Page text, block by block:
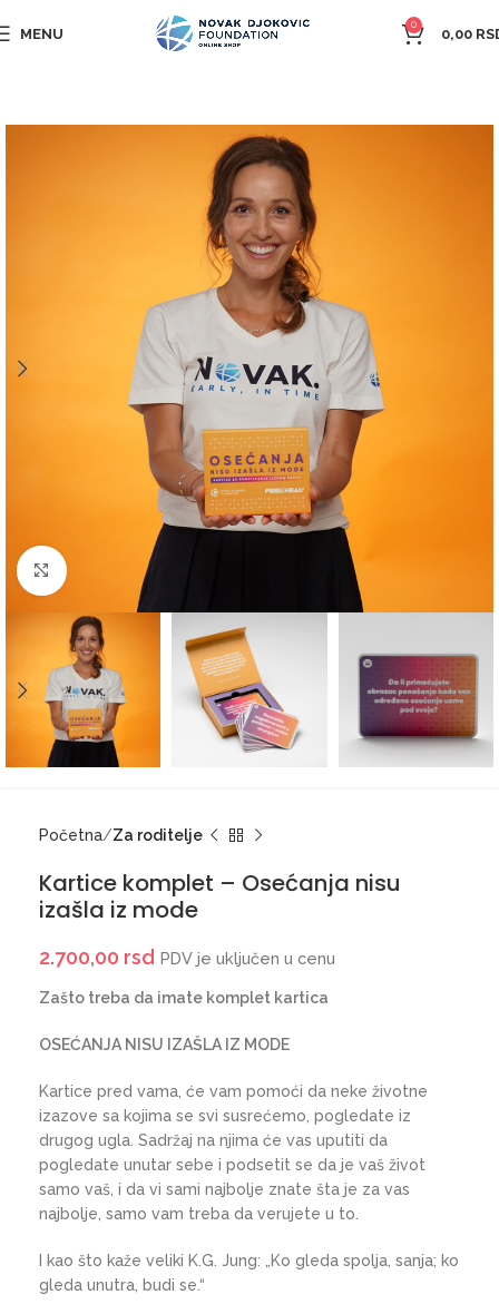
MENU
0
0,00
Click to enlarge
Početna Za roditelje
Kartice komplet – Osećanja nisu
izašla iz mode
2.700,00 rsd PDV je uključen u cenu
Zašto treba da imate komplet kartica
OSEĆANJA NISU IZAŠLA IZ MODE
Kartice pred vama, će vam pomoći da neke životne
izazove sa kojima se svi susrećemo, pogledate iz
drugog ugla. Sadržaj na njima će vas uputiti da
pogledate unutar sebe i podsetit se da je vaš život
samo vaš, i da vi sami najbolje znate šta je za vas
najbolje, samo vam treba da verujete u to.
I kao što kaže veliki K.G. Jung: „Ko gleda spolja, sanja; ko
gleda unutra, budi se.“